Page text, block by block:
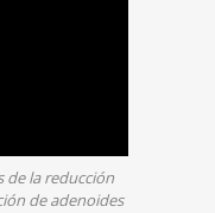
de la reducción
de adenoides